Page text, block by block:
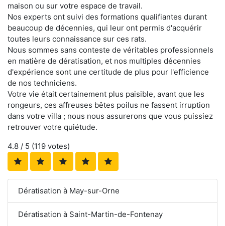
maison ou sur votre espace de travail.
Nos experts ont suivi des formations qualifiantes durant
beaucoup de décennies, qui leur ont permis d'acquérir
toutes leurs connaissance sur ces rats.
Nous sommes sans conteste de véritables professionnels
en matière de dératisation, et nos multiples décennies
d'expérience sont une certitude de plus pour l'efficience
de nos techniciens.
Votre vie était certainement plus paisible, avant que les
rongeurs, ces affreuses bêtes poilus ne fassent irruption
dans votre villa ; nous nous assurerons que vous puissiez
retrouver votre quiétude.
4.8 / 5 (119 votes)
Dératisation à May-sur-Orne
Dératisation à Saint-Martin-de-Fontenay